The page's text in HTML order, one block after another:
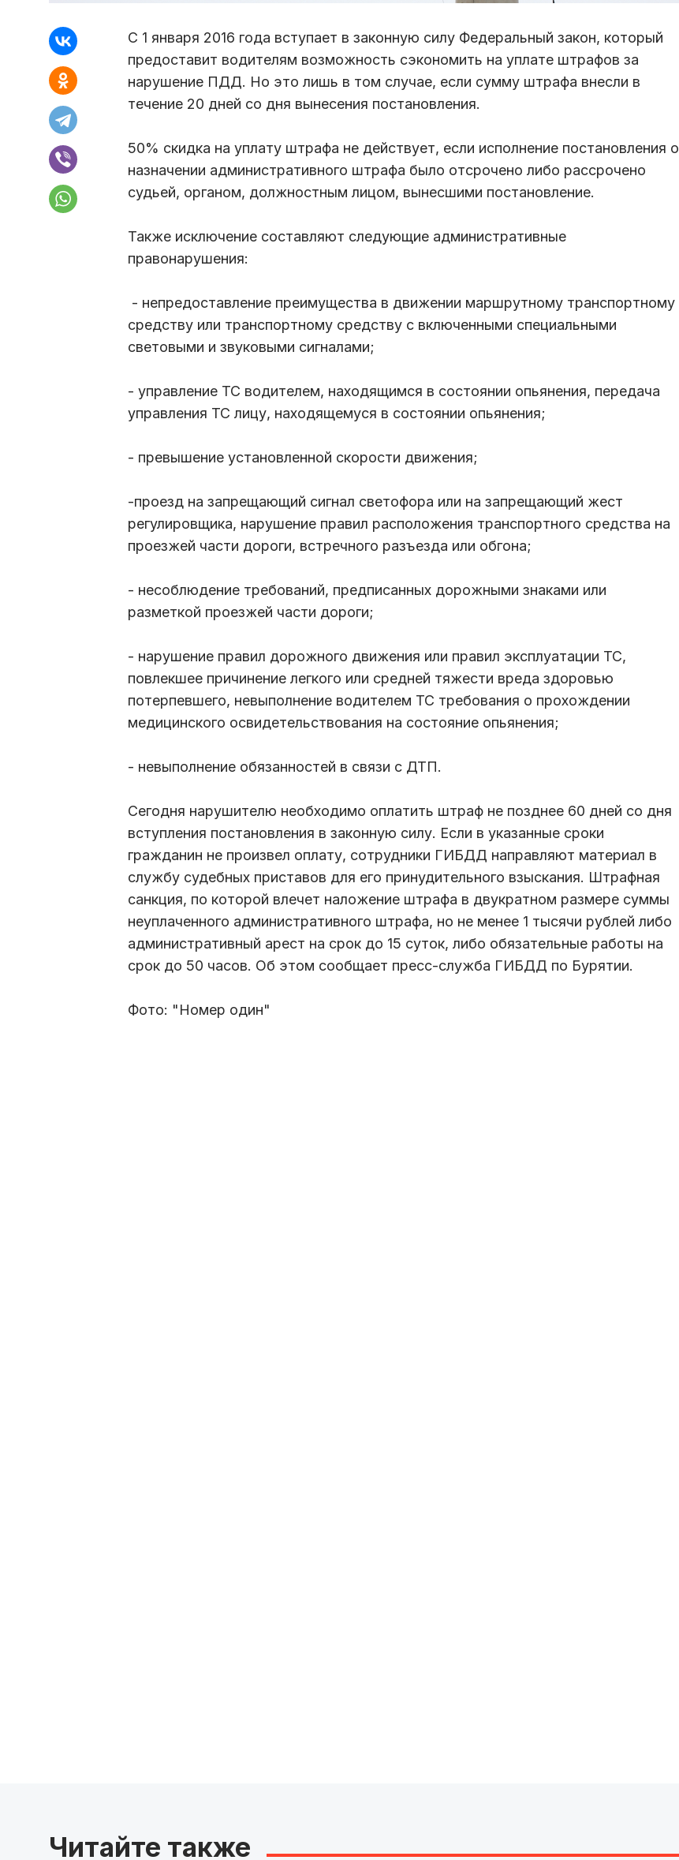
С 1 января 2016 года вступает в законную силу Федеральный закон, который
предоставит водителям возможность сэкономить на уплате штрафов за
нарушение ПДД. Но это лишь в том случае, если сумму штрафа внесли в
течение 20 дней со дня вынесения постановления.
50% скидка на уплату штрафа не действует, если исполнение постановления о
назначении административного штрафа было отсрочено либо рассрочено
судьей, органом, должностным лицом, вынесшими постановление.
Также исключение составляют следующие административные
правонарушения:
- непредоставление преимущества в движении маршрутному транспортному
средству или транспортному средству с включенными специальными
световыми и звуковыми сигналами;
- управление ТС водителем, находящимся в состоянии опьянения, передача
управления ТС лицу, находящемуся в состоянии опьянения;
- превышение установленной скорости движения;
-проезд на запрещающий сигнал светофора или на запрещающий жест
регулировщика, нарушение правил расположения транспортного средства на
проезжей части дороги, встречного разъезда или обгона;
- несоблюдение требований, предписанных дорожными знаками или
разметкой проезжей части дороги;
- нарушение правил дорожного движения или правил эксплуатации ТС,
повлекшее причинение легкого или средней тяжести вреда здоровью
потерпевшего, невыполнение водителем ТС требования о прохождении
медицинского освидетельствования на состояние опьянения;
- невыполнение обязанностей в связи с ДТП.
Сегодня нарушителю необходимо оплатить штраф не позднее 60 дней со дня
вступления постановления в законную силу. Если в указанные сроки
гражданин не произвел оплату, сотрудники ГИБДД направляют материал в
службу судебных приставов для его принудительного взыскания. Штрафная
санкция, по которой влечет наложение штрафа в двукратном размере суммы
неуплаченного административного штрафа, но не менее 1 тысячи рублей либо
административный арест на срок до 15 суток, либо обязательные работы на
срок до 50 часов. Об этом сообщает пресс-служба ГИБДД по Бурятии.
Фото: "Номер один"
Читайте также